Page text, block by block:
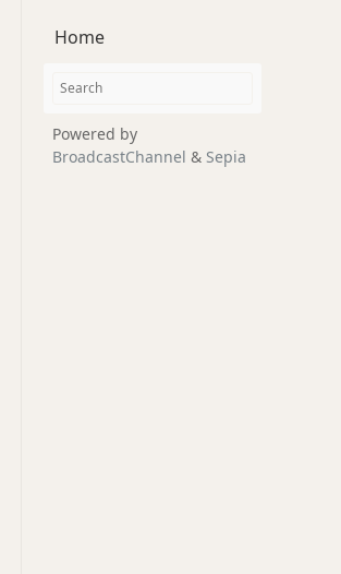
Home
Powered by
BroadcastChannel & Sepia